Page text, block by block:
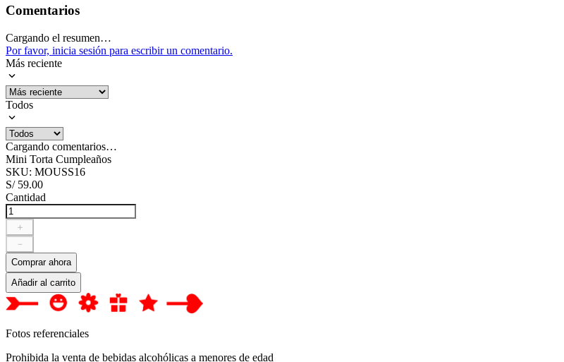
Comentarios
Cargando el resumen…
Por favor, inicia sesión para escribir un comentario.
Más reciente
Todos
Cargando comentarios…
Mini Torta Cumpleaños
SKU: MOUSS16
S/ 59.00
Cantidad
＋
－
Comprar ahora
Añadir al carrito
Fotos referenciales
Prohibida la venta de bebidas alcohólicas a menores de edad